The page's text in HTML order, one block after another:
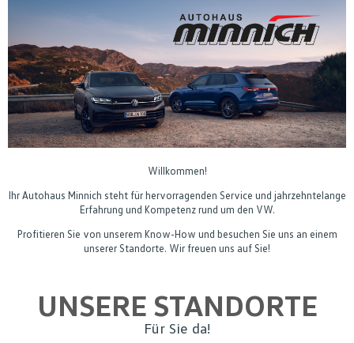
Willkommen!
Ihr Autohaus Minnich steht für hervorragenden Service und jahrzehntelange
Erfahrung und Kompetenz rund um den VW.
Profitieren Sie von unserem Know-How und besuchen Sie uns an einem
unserer Standorte. Wir freuen uns auf Sie!
UNSERE STANDORTE
Für Sie da!